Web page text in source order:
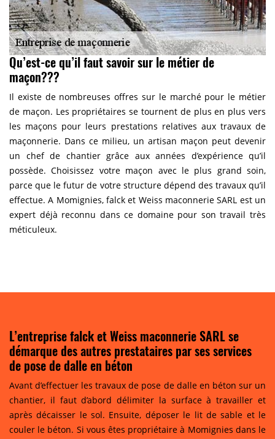
Qu’est-ce qu’il faut savoir sur le métier de
maçon???
Il existe de nombreuses offres sur le marché pour le métier
de maçon. Les propriétaires se tournent de plus en plus vers
les maçons pour leurs prestations relatives aux travaux de
maçonnerie. Dans ce milieu, un artisan maçon peut devenir
un chef de chantier grâce aux années d’expérience qu’il
possède. Choisissez votre maçon avec le plus grand soin,
parce que le futur de votre structure dépend des travaux qu’il
effectue. A Momignies, falck et Weiss maconnerie SARL est un
expert déjà reconnu dans ce domaine pour son travail très
méticuleux.
L’entreprise falck et Weiss maconnerie SARL se
démarque des autres prestataires par ses services
de pose de dalle en béton
Avant d’effectuer les travaux de pose de dalle en béton sur un
chantier, il faut d’abord délimiter la surface à travailler et
après décaisser le sol. Ensuite, déposer le lit de sable et le
couler le béton. Si vous êtes propriétaire à Momignies dans le